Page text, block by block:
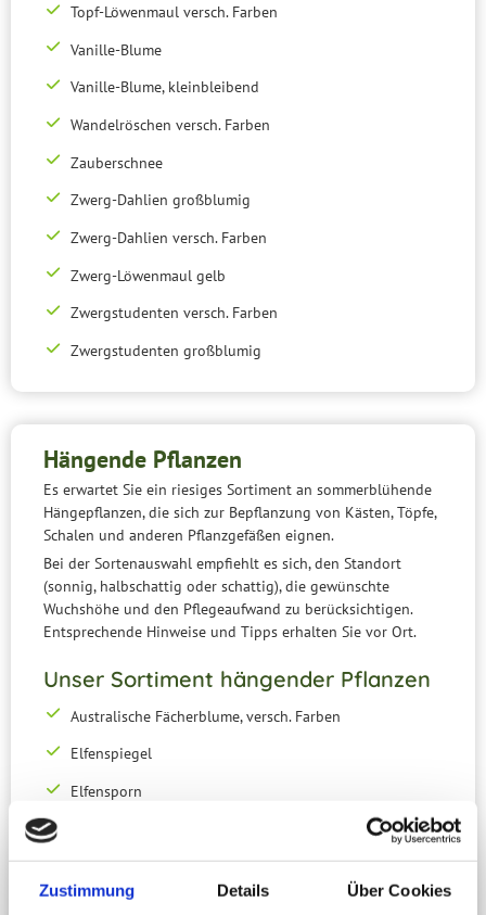
Zustimmung Details Über Cookies
Topf-Löwenmaul versch. Farben
Vanille-Blume
Vanille-Blume, kleinbleibend
Wandelröschen versch. Farben
Zauberschnee
Zwerg-Dahlien großblumig
Zwerg-Dahlien versch. Farben
Zwerg-Löwenmaul gelb
Zwergstudenten versch. Farben
Zwergstudenten großblumig
Hängende Pflanzen
Es erwartet Sie ein riesiges Sortiment an sommerblühende
Hängepflanzen, die sich zur Bepflanzung von Kästen, Töpfe,
Schalen und anderen Pflanzgefäßen eignen.
Bei der Sortenauswahl empfiehlt es sich, den Standort
(sonnig, halbschattig oder schattig), die gewünschte
Wuchshöhe und den Pflegeaufwand zu berücksichtigen.
Entsprechende Hinweise und Tipps erhalten Sie vor Ort.
Unser Sortiment hängender Pflanzen
Australische Fächerblume, versch. Farben
Elfenspiegel
Elfensporn
Hänge-Begonie versch. Sorten u. Farben
Hängefuchsie